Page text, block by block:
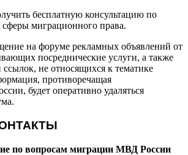
бесплатную консультацию по
миграционного права.
на форуме рекламных объявлений от
посреднические услуги, а также
не относящихся к тематике
противоречащая
будет оперативно удаляться
по вопросам миграции МВД России